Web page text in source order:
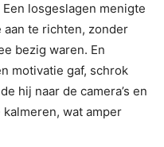
losgeslagen menigte
aan te richten, zonder
bezig waren. En
motivatie gaf, schrok
hij naar de camera’s en
wat amper